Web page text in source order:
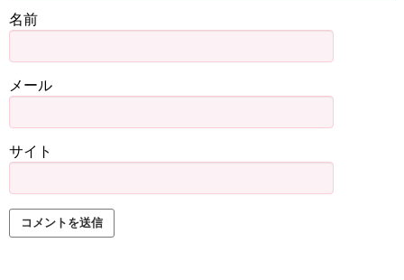
名前
メール
サイト